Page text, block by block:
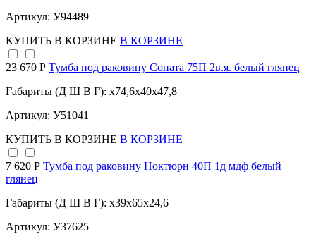
Артикул: У94489
КУПИТЬ В КОРЗИНЕ В КОРЗИНЕ
23 670 Р Тумба под раковину Соната 75П 2в.я. белый глянец
Габариты (Д Ш В Г): x74,6x40x47,8
Артикул: У51041
КУПИТЬ В КОРЗИНЕ В КОРЗИНЕ
7 620 Р Тумба под раковину Ноктюрн 40П 1д мдф белый
глянец
Габариты (Д Ш В Г): x39x65x24,6
Артикул: У37625